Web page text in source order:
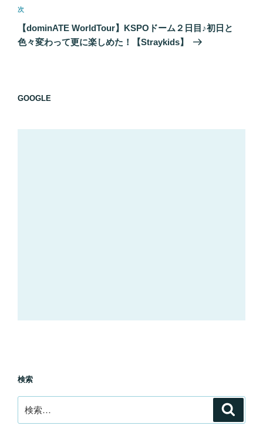
ゲ
ー
シ
次
の
投
次
【dominATE WorldTour】KSPOドーム２日目♪初日と
色々変わって更に楽しめた！【Straykids】
GOOGLE
検索
索: